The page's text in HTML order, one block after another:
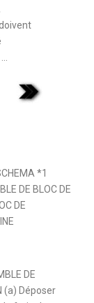
*1
DE BLOC DE
DE
DE
(a) Déposer